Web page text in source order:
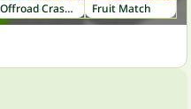
Offroad Crash Climber 4X4 Fruit Match